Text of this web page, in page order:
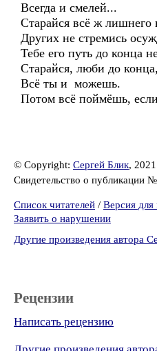
Всегда и смелей...
Старайся всё ж лишнего
Других не стремись
Тебе его путь до конца
Старайся, люби до
Всё ты и можешь.
Потом всё поймёшь,
© Copyright: Сергей Блик, 2021
Свидетельство о публикации
Список читателей / Версия для
Заявить о нарушении
Другие произведения автора
Рецензии
Написать рецензию